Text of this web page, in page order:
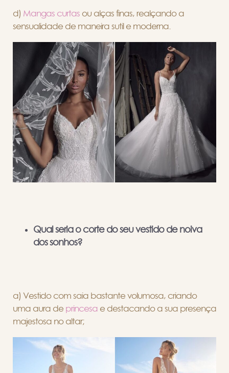
d) Mangas curtas ou alças finas, realçando a
sensualidade de maneira sutil e moderna.
Qual seria o corte do seu vestido de noiva
dos sonhos?
a) Vestido com saia bastante volumosa, criando
uma aura de princesa e destacando a sua presença
majestosa no altar;